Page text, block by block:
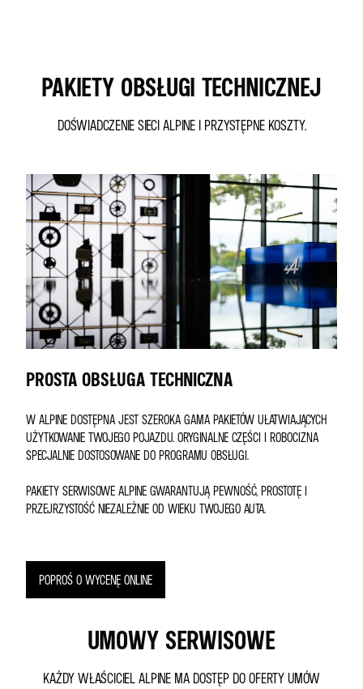
PAKIETY OBSŁUGI TECHNICZNEJ
DOŚWIADCZENIE SIECI ALPINE I PRZYSTĘPNE KOSZTY.
PROSTA OBSŁUGA TECHNICZNA
W ALPINE DOSTĘPNA JEST SZEROKA GAMA PAKIETÓW UŁATWIAJĄCYCH
UŻYTKOWANIE TWOJEGO POJAZDU. ORYGINALNE CZĘŚCI I ROBOCIZNA
SPECJALNIE DOSTOSOWANE DO PROGRAMU OBSŁUGI.
PAKIETY SERWISOWE ALPINE GWARANTUJĄ PEWNOŚĆ, PROSTOTĘ I
PRZEJRZYSTOŚĆ NIEZALEŻNIE OD WIEKU TWOJEGO AUTA.
POPROŚ O WYCENĘ ONLINE
UMOWY SERWISOWE
KAŻDY WŁAŚCICIEL ALPINE MA DOSTĘP DO OFERTY UMÓW